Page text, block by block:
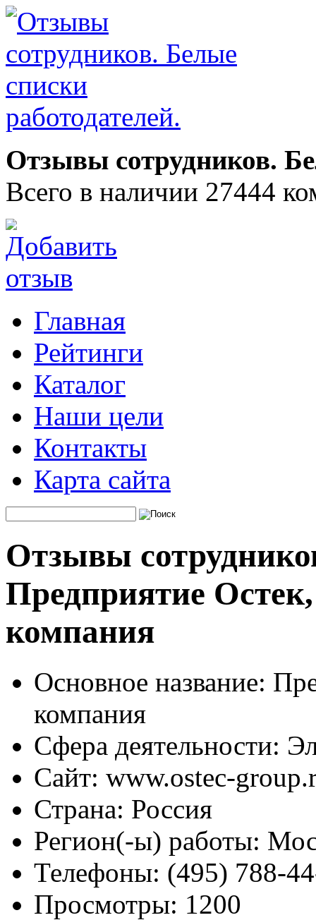
Отзывы сотрудников.
Всего в наличии 27444
Главная
Рейтинги
Каталог
Наши цели
Контакты
Карта сайта
Отзывы
Предприятие
компания
Основное название:
компания
Сфера деятельности:
Сайт: www.ostec-
Страна: Россия
Регион(-ы) работы:
Телефоны: (495) 788-
Просмотры: 1200